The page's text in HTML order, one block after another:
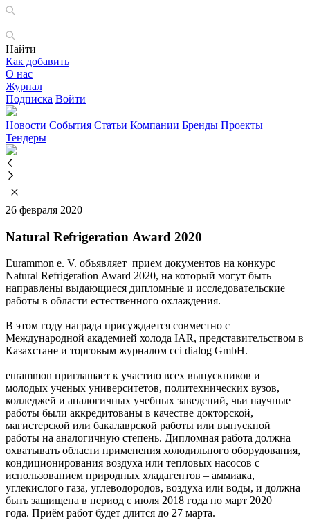
Найти
Как добавить
О нас
Журнал
Подписка Войти
Новости События Статьи Компании Бренды Проекты
Тендеры
26 февраля 2020
Natural Refrigeration Award 2020
Eurammon e. V. объявляет прием документов на конкурс
Natural Refrigeration Award 2020, на который могут быть
направлены выдающиеся дипломные и исследовательские
работы в области естественного охлаждения.
В этом году награда присуждается совместно с
Международной академией холода IAR, представительством в
Казахстане и торговым журналом cci dialog GmbH.
eurammon приглашает к участию всех выпускников и
молодых ученых университетов, политехнических вузов,
колледжей и аналогичных учебных заведений, чьи научные
работы были аккредитованы в качестве докторской,
магистерской или бакалаврской работы или выпускной
работы на аналогичную степень. Дипломная работа должна
охватывать области применения холодильного оборудования,
кондиционирования воздуха или тепловых насосов с
использованием природных хладагентов – аммиака,
углекислого газа, углеводородов, воздуха или воды, и должна
быть защищена в период с июля 2018 года по март 2020
года. Приём работ будет длится до 27 марта.